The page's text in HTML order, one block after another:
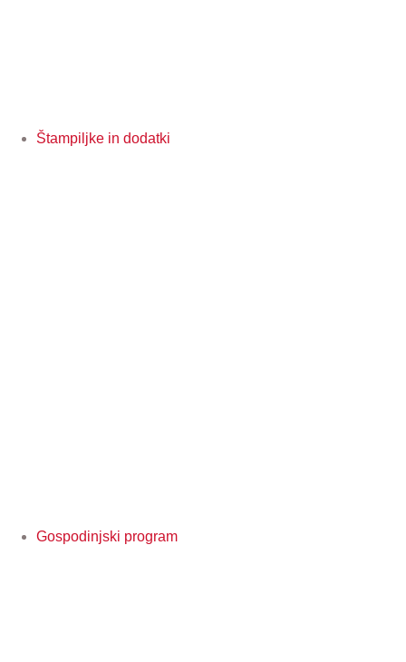
Štampiljke in dodatki
Gospodinjski program